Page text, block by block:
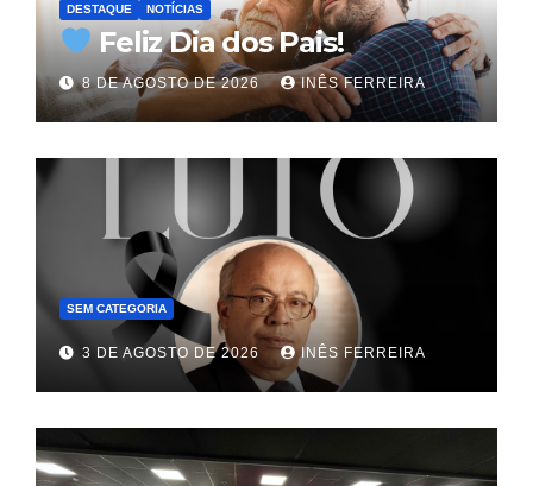
DESTAQUE NOTÍCIAS
Feliz Dia dos Pais!
8 DE AGOSTO DE 2026 INÊS FERREIRA
SEM CATEGORIA
3 DE AGOSTO DE 2026 INÊS FERREIRA